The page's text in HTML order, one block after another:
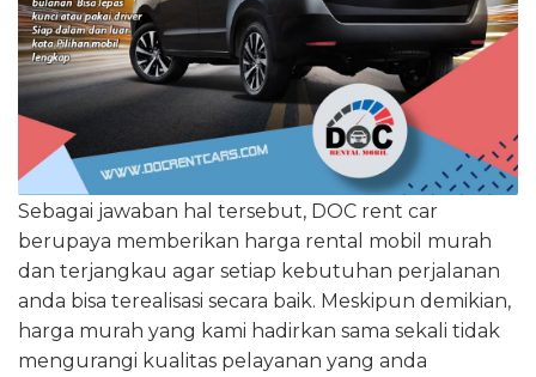
Sebagai jawaban hal tersebut, DOC rent car
berupaya memberikan harga rental mobil murah
dan terjangkau agar setiap kebutuhan perjalanan
anda bisa terealisasi secara baik. Meskipun demikian,
harga murah yang kami hadirkan sama sekali tidak
mengurangi kualitas pelayanan yang anda